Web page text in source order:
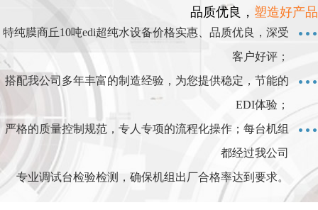
品质优良， 塑造好产品
特纯膜商丘10吨edi超纯水设备价格实惠、品质优良，深受
客户好评；
搭配我公司多年丰富的制造经验，为您提供稳定，节能的
EDI体验；
严格的质量控制规范，专人专项的流程化操作；每台机组
都经过我公司
专业调试台检验检测，确保机组出厂合格率达到要求。